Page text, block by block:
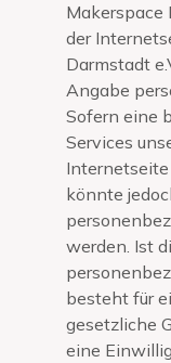
Makerspace
der
Darmstadt
Angabe
Sofern eine
Services
könnte
werden. Ist
besteht für
gesetzliche
eine